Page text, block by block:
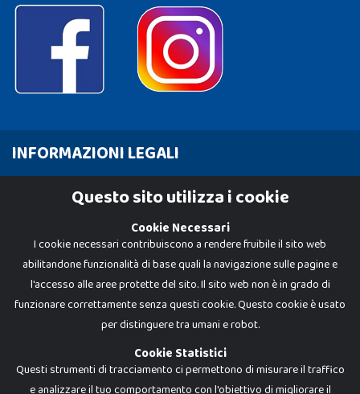
INFORMAZIONI LEGALI
Cookie PolicyQuesto sito utilizza i cookie
Cookie Necessari
I cookie necessari contribuiscono a rendere fruibile il sito web
abilitandone funzionalità di base quali la navigazione sulle pagine e
l'accesso alle aree protette del sito. Il sito web non è in grado di
funzionare correttamente senza questi cookie. Questo cookie è usato
per distinguere tra umani e robot.
Cookie Statistici
Questi strumenti di tracciamento ci permettono di misurare il traffico
e analizzare il tuo comportamento con l'obiettivo di migliorare il